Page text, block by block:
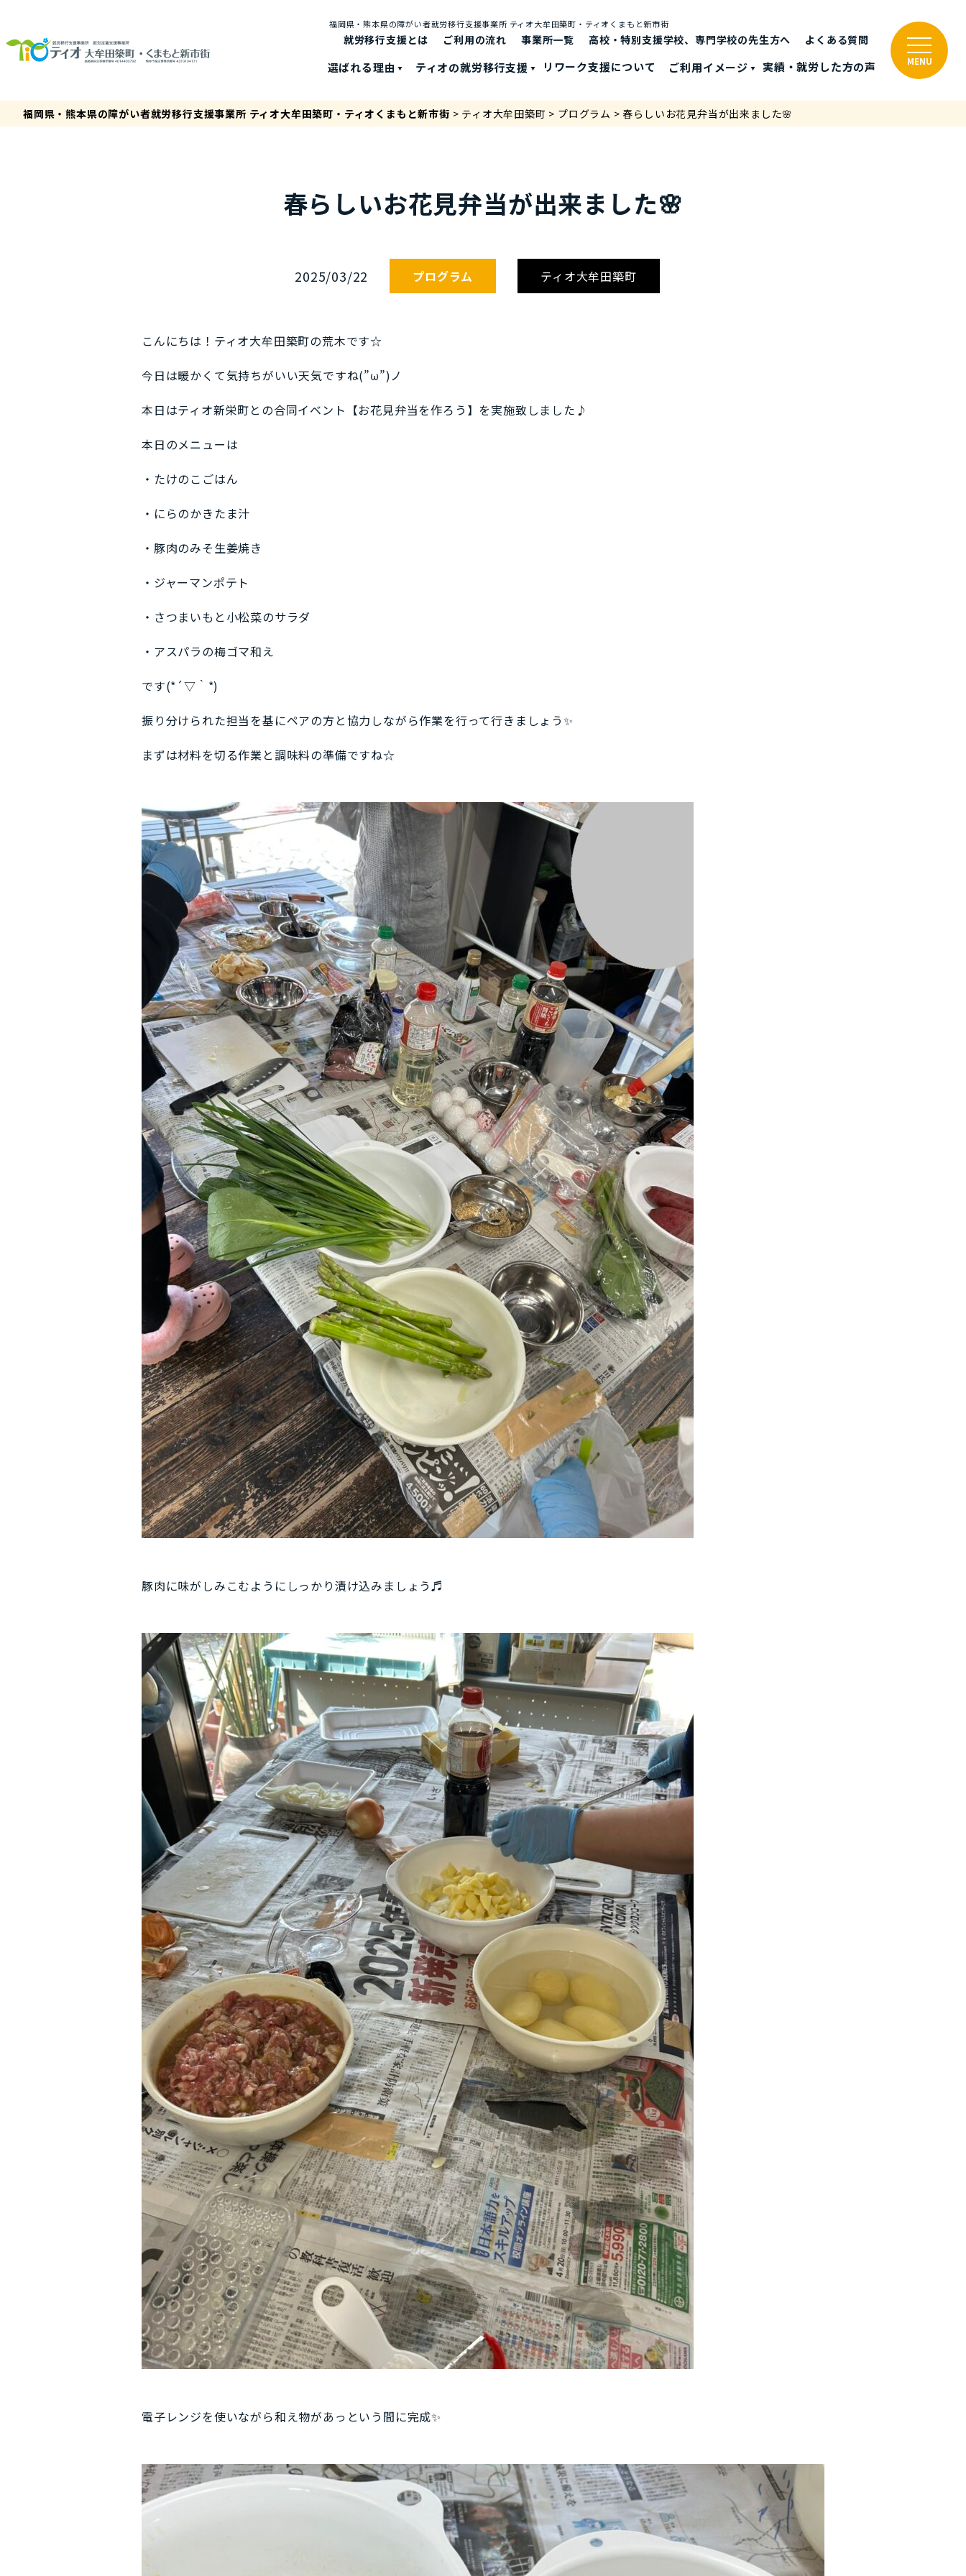
福岡県・熊本県の障がい者就労移⾏⽀援事業所 ティオ⼤牟⽥築町・ティオくまもと新市街
就労移行支援とは ご利⽤の流れ 事業所一覧 高校・特別支援学校、専門学校の先生方へ よくある質問
選ばれる理由 ティオの就労移⾏⽀援 リワーク支援について ご利⽤イメージ 実績・就労した⽅の声 MENU
福岡県・熊本県の障がい者就労移行支援事業所 ティオ大牟田築町・ティオくまもと新市街 > ティオ大牟田築町 > プログラム > 春らしいお花見弁当が出来ました🌸
春らしいお花見弁当が出来ました🌸
2025/03/22 プログラム ティオ大牟田築町
こんにちは！ティオ大牟田築町の荒木です☆
今日は暖かくて気持ちがいい天気ですね(”ω”)ノ
本日はティオ新栄町との合同イベント【お花見弁当を作ろう】を実施致しました♪
本日のメニューは
・たけのこごはん
・にらのかきたま汁
・豚肉のみそ生姜焼き
・ジャーマンポテト
・さつまいもと小松菜のサラダ
・アスパラの梅ゴマ和え
です(*´▽｀*)
振り分けられた担当を基にペアの方と協力しながら作業を行って行きましょう✨
まずは材料を切る作業と調味料の準備ですね☆
豚肉に味がしみこむようにしっかり漬け込みましょう♬
電子レンジを使いながら和え物があっという間に完成✨